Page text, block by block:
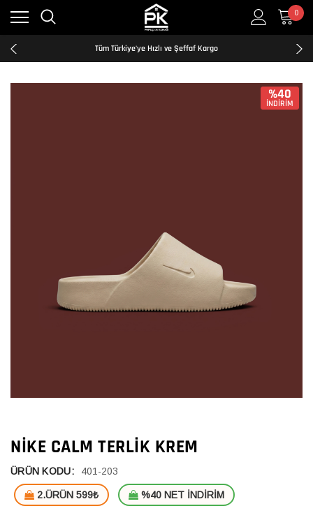
0
Kredi Kartına Taksit İmkanı
2500₺ ve Üzeri Ücretsiz Kargo
Tüm Türkiye'ye Hızlı ve Şeffaf Kargo
Kredi Kartına Taksit İmkanı
%40
İNDİRİM
NIKE CALM TERLIK KREM
ÜRÜN KODU: 401-203
2.ÜRÜN 599₺ %40 NET İNDİRİM